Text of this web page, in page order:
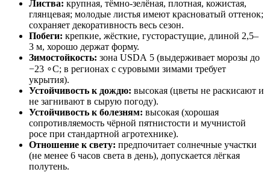
Листва: крупная, тёмно‑зелёная, плотная, кожистая,
глянцевая; молодые листья имеют красноватый оттенок;
сохраняет декоративность весь сезон.
Побеги: крепкие, жёсткие, густорастущие, длиной 2,5–
3 м, хорошо держат форму.
Зимостойкость: зона USDA 5 (выдерживает морозы до
−23 ∘C; в регионах с суровыми зимами требует
укрытия).
Устойчивость к дождю: высокая (цветы не раскисают и
не загнивают в сырую погоду).
Устойчивость к болезням: высокая (хорошая
сопротивляемость чёрной пятнистости и мучнистой
росе при стандартной агротехнике).
Отношение к свету: предпочитает солнечные участки
(не менее 6 часов света в день), допускается лёгкая
полутень.